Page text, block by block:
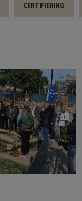
CERTIFIERING